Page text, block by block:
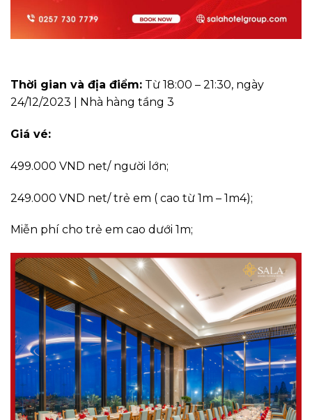
Thời gian và địa điểm: Từ 18:00 – 21:30, ngày
24/12/2023 | Nhà hàng tầng 3
Giá vé:
499.000 VND net/ người lớn;
249.000 VND net/ trẻ em ( cao từ 1m – 1m4);
Miễn phí cho trẻ em cao dưới 1m;